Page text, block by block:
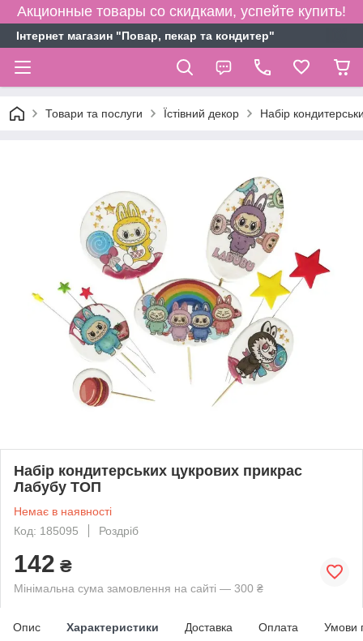
Акционные товары со скидками, успейте купить!
Інтернет магазин "Повар, пекар та кондитер"
Товари та послуги Їстівний декор Набір
Набір кондитерських цукрових прикрас
Лабубу ТОП
Немає в наявності
Код: 185095
Роздріб
142 ₴
Мінімальна сума замовлення на сайті — 300 ₴
Опис Характеристики Доставка Оплата Умови